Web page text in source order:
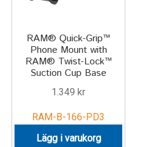
RAM® Quick-Grip™
Phone Mount with
RAM® Twist-Lock™
Suction Cup Base
1.349 kr
RAM-B-166-PD3
Lägg i varukorg